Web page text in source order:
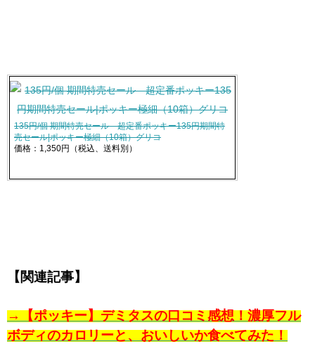
135円/個 期間特売セール 超定番ポッキー135円期間特
売セール|ポッキー極細（10箱）グリコ
価格：1,350円（税込、送料別）
【関連記事】
→【ポッキー】デミタスの口コミ感想！濃厚フル
ボディのカロリーと、おいしいか食べてみた！